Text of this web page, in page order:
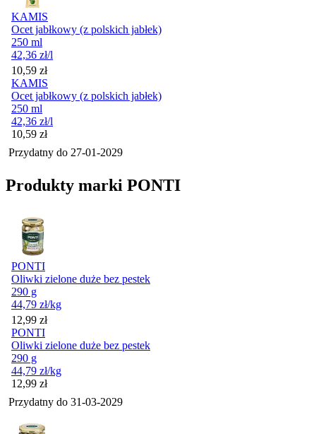
KAMIS
Ocet jabłkowy (z polskich jabłek)
250 ml
42,36 zł/l
Cena
10,59 zł
KAMIS
Ocet jabłkowy (z polskich jabłek)
250 ml
42,36 zł/l
Cena
10,59 zł
Przydatny do 27-01-2029
Produkty marki PONTI
PONTI
Oliwki zielone duże bez pestek
290 g
44,79 zł/kg
Cena
12,99 zł
PONTI
Oliwki zielone duże bez pestek
290 g
44,79 zł/kg
Cena
12,99 zł
Przydatny do 31-03-2029